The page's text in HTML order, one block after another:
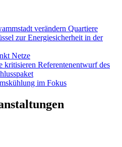
verändern Quartiere
zur Energiesicherheit in der
Netze
kritisieren Referentenentwurf des
im Fokus